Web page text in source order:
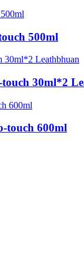
500ml
30ml*2
touch 600ml